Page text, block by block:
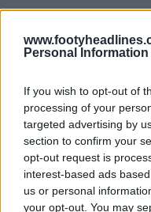
Personal Information
If you wish to opt-out of
processing of your
targeted advertising by
section to confirm your
opt-out request is
interest-based ads
us or personal
your opt-out. You may